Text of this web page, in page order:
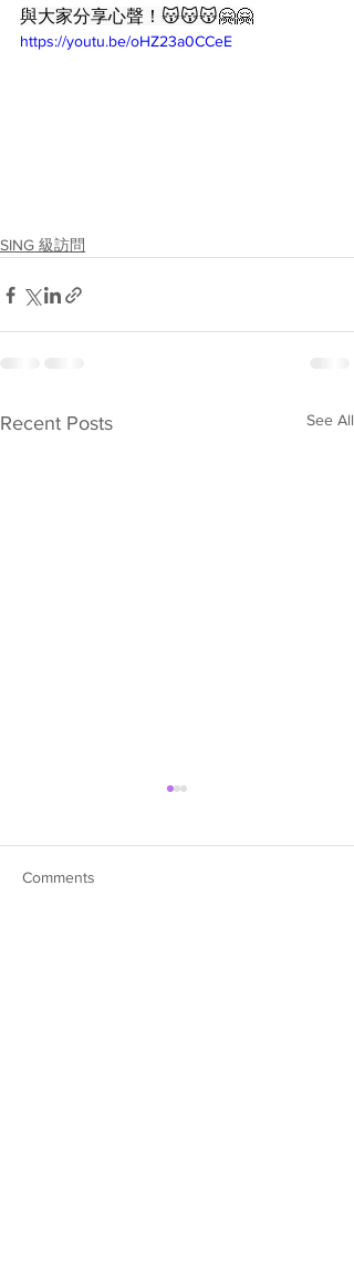
與大家分享心聲！😽😽😽🤗🤗
https://youtu.be/oHZ23a0CCeE
SING 級訪問
Recent Posts See All
Comments